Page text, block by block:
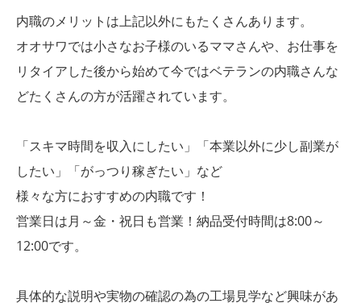
内職のメリットは上記以外にもたくさんあります。
オオサワでは小さなお子様のいるママさんや、お仕事を
リタイアした後から始めて今ではベテランの内職さんな
どたくさんの方が活躍されています。
「スキマ時間を収入にしたい」「本業以外に少し副業が
したい」「がっつり稼ぎたい」など
様々な方におすすめの内職です！
営業日は月～金・祝日も営業！納品受付時間は8:00～
12:00です。
具体的な説明や実物の確認の為の工場見学など興味があ